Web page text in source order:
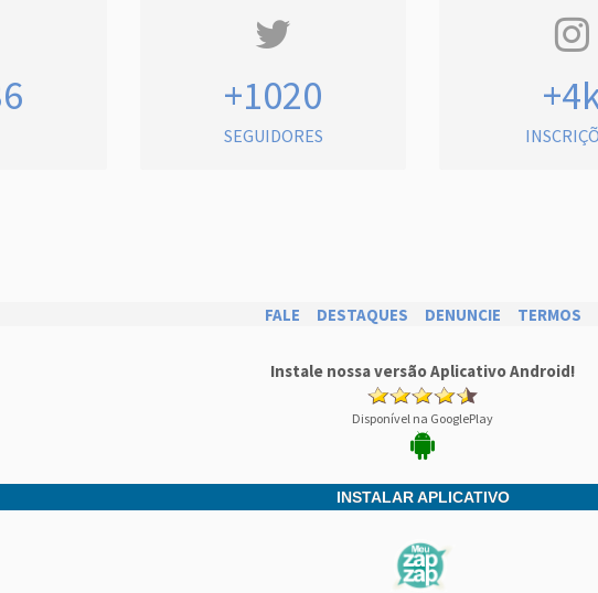
+1020
SEGUIDORES
FALE DESTAQUES DENUNCIE TERMOS
Instale nossa versão Aplicativo Android!
Disponível na GooglePlay
INSTALAR APLICATIVO